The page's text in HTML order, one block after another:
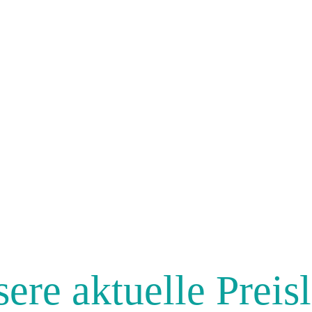
aktuelle